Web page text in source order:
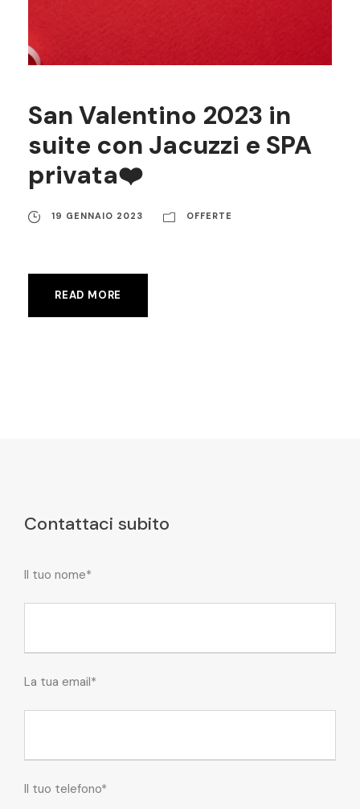
San Valentino 2023 in
suite con Jacuzzi e SPA
privata❤️
19 GENNAIO 2023 OFFERTE
READ MORE
Contattaci subito
Il tuo nome*
La tua email*
Il tuo telefono*